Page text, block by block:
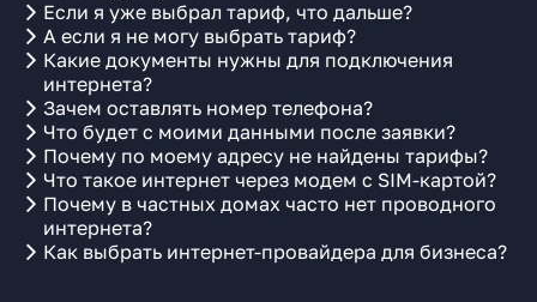
Если я уже выбрал тариф, что дальше?
А если я не могу выбрать тариф?
Какие документы нужны для подключения
интернета?
Зачем оставлять номер телефона?
Что будет с моими данными после заявки?
Почему по моему адресу не найдены тарифы?
Что такое интернет через модем с SIM-картой?
Почему в частных домах часто нет проводного
интернета?
Как выбрать интернет-провайдера для бизнеса?